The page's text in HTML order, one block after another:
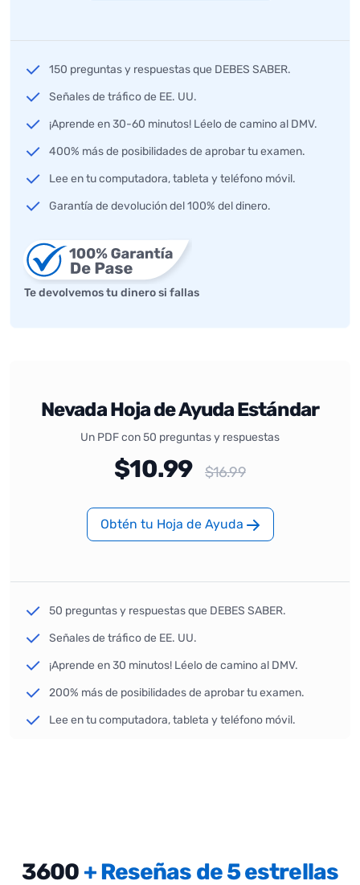
Nevada Hoja de Ayuda Estándar
Un PDF con 50 preguntas y respuestas
$10.99 $16.99
Obtén tu Hoja de Ayuda
50 preguntas y respuestas que DEBES SABER.
Señales de tráfico de EE. UU.
¡Aprende en 30 minutos! Léelo de camino al DMV.
200% más de posibilidades de aprobar tu examen.
Lee en tu computadora, tableta y teléfono móvil.
150 preguntas y respuestas que DEBES SABER.
Señales de tráfico de EE. UU.
¡Aprende en 30-60 minutos! Léelo de camino al DMV.
400% más de posibilidades de aprobar tu examen.
Lee en tu computadora, tableta y teléfono móvil.
Garantía de devolución del 100% del dinero.
Te devolvemos tu dinero si fallas
3600 + Reseñas de 5 estrellas